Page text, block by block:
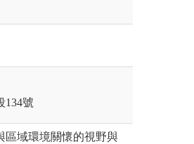
134號
區域環境關懷的視野與